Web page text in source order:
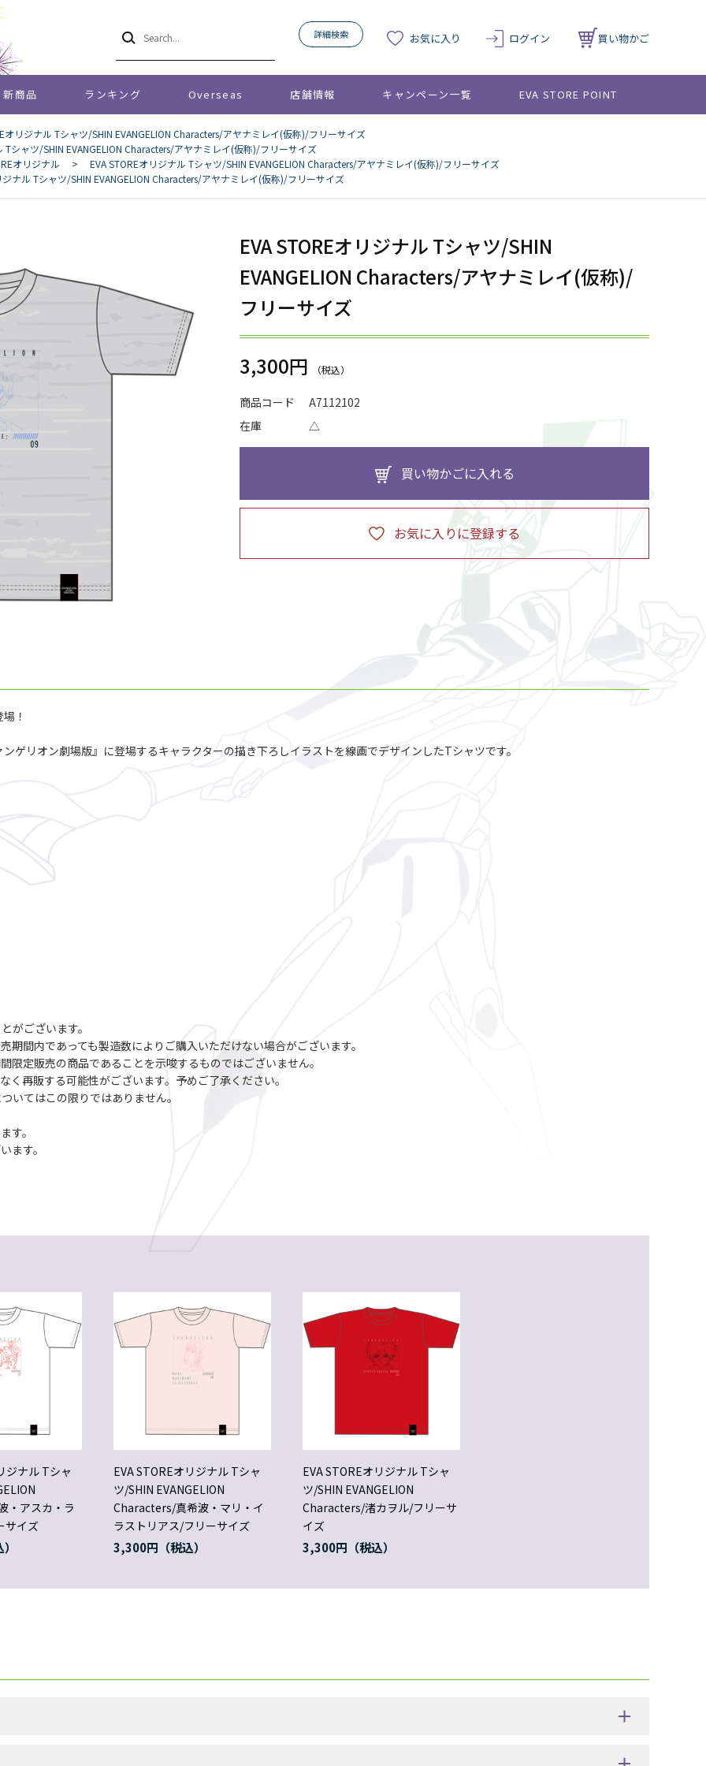
詳細検索 お気に入り ログイン 買い物かご
新商品 ランキング Overseas 店舗情報 キャンペーン一覧 EVA STORE POINT
オリジナル Tシャツ/SHIN EVANGELION Characters/アヤナミレイ(仮称)/フリーサイズ
Tシャツ/SHIN EVANGELION Characters/アヤナミレイ(仮称)/フリーサイズ
オリジナル
>
EVA STOREオリジナル Tシャツ/SHIN EVANGELION Characters/アヤナミレイ(仮称)/フリーサイズ
ジナル Tシャツ/SHIN EVANGELION Characters/アヤナミレイ(仮称)/フリーサイズ
EVA STOREオリジナル Tシャツ/SHIN
EVANGELION Characters/アヤナミレイ(仮称)/
フリーサイズ
3,300円
商品コード
A7112102
在庫
△
買い物かごに入れる
お気に入りに登録する
！
ゲリオン劇場版』に登場するキャラクターの描き下ろしイラストを線画でデザインしたTシャツです。
がございます。
間内であっても製造数によりご購入いただけない場合がございます。
定販売の商品であることを示唆するものではございません。
再販する可能性がございます。予めご了承ください。
いてはこの限りではありません。
す。
ます。
ジナル Tシャ
・アスカ・ラ
サイズ
EVA STOREオリジナル Tシャ
ツ/SHIN EVANGELION
Characters/真希波・マリ・イ
ラストリアス/フリーサイズ
3,300円
EVA STOREオリジナル Tシャ
ツ/SHIN EVANGELION
Characters/渚カヲル/フリーサ
イズ
3,300円